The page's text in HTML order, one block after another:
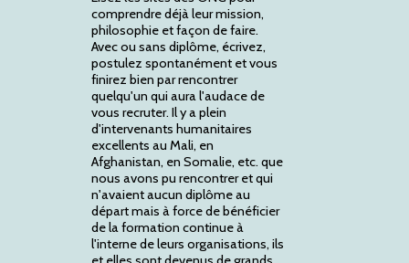
comprendre déjà leur mission,
philosophie et façon de faire.
Avec ou sans diplôme, écrivez,
postulez spontanément et vous
finirez bien par rencontrer
quelqu'un qui aura l'audace de
vous recruter. Il y a plein
d'intervenants humanitaires
excellents au Mali, en
Afghanistan, en Somalie, etc. que
nous avons pu rencontrer et qui
n'avaient aucun diplôme au
départ mais à force de bénéficier
de la formation continue à
l'interne de leurs organisations, ils